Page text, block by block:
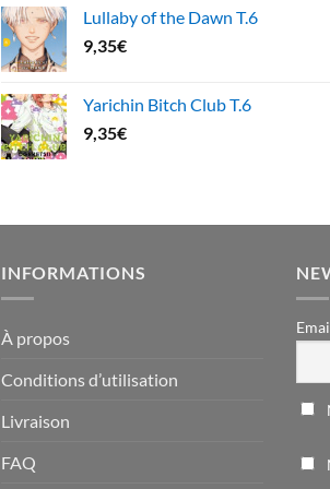
Lullaby of the Dawn T.6
9,35€
Yarichin Bitch Club T.6
9,35€
INFORMATIONS
À propos
Conditions d’utilisation
Livraison
FAQ